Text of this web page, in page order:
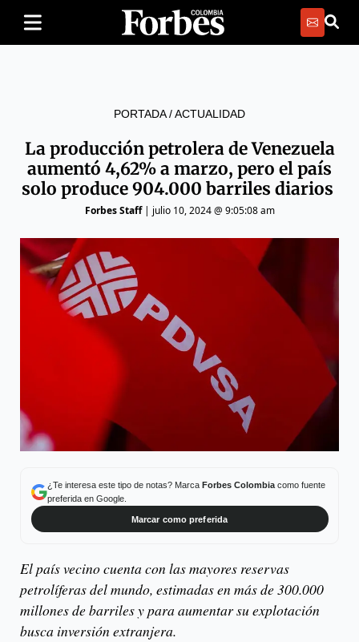
PORTADA/ACTUALIDAD
La producción petrolera de Venezuela
aumentó 4,62% a marzo, pero el país
solo produce 904.000 barriles diarios
Forbes Staff| julio 10, 2024 @ 9:05:08 am
¿Te interesa este tipo de notas? Marca Forbes Colombiacomo fuente
preferida en Google.
Marcar como preferida
El país vecino cuenta con las mayores reservas
petrolíferas del mundo, estimadas en más de 300.000
millones de barriles y para aumentar su explotación
busca inversión extranjera.